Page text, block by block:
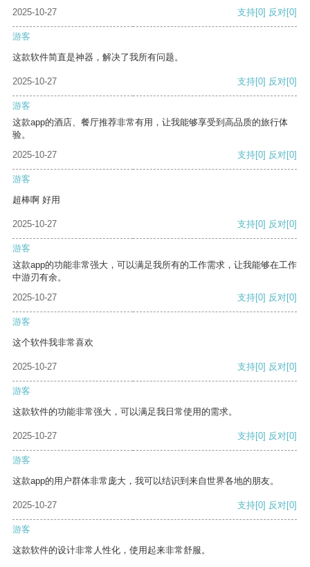
2025-10-27 支持[0] 反对[0]
游客
这款软件简直是神器，解决了我所有问题。
2025-10-27 支持[0] 反对[0]
游客
这款app的酒店、餐厅推荐非常有用，让我能够享受到高品质的旅行体
验。
2025-10-27
支持[0] 反对[0]
游客
超棒啊 好用
2025-10-27 支持[0] 反对[0]
游客
这款app的功能非常强大，可以满足我所有的工作需求，让我能够在工作
中游刃有余。
2025-10-27
支持[0] 反对[0]
游客
这个软件我非常喜欢
2025-10-27 支持[0] 反对[0]
游客
这款软件的功能非常强大，可以满足我日常使用的需求。
2025-10-27 支持[0] 反对[0]
游客
这款app的用户群体非常庞大，我可以结识到来自世界各地的朋友。
2025-10-27 支持[0] 反对[0]
游客
这款软件的设计非常人性化，使用起来非常舒服。